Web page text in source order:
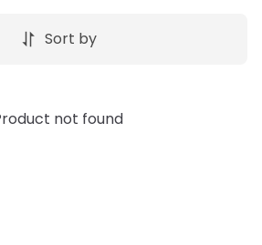
Sort by
not found